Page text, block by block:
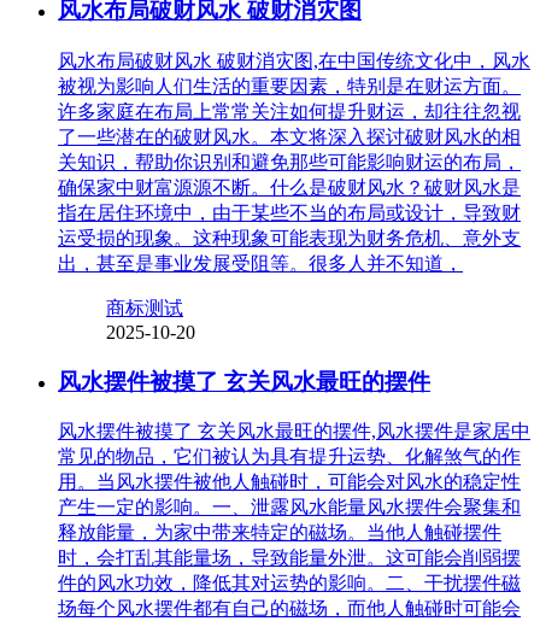
风水布局破财风水 破财消灾图
风水布局破财风水 破财消灾图,在中国传统文化中，风水
被视为影响人们生活的重要因素，特别是在财运方面。
许多家庭在布局上常常关注如何提升财运，却往往忽视
了一些潜在的破财风水。本文将深入探讨破财风水的相
关知识，帮助你识别和避免那些可能影响财运的布局，
确保家中财富源源不断。什么是破财风水？破财风水是
指在居住环境中，由于某些不当的布局或设计，导致财
运受损的现象。这种现象可能表现为财务危机、意外支
出，甚至是事业发展受阻等。很多人并不知道，
商标测试
2025-10-20
风水摆件被摸了 玄关风水最旺的摆件
风水摆件被摸了 玄关风水最旺的摆件,风水摆件是家居中
常见的物品，它们被认为具有提升运势、化解煞气的作
用。当风水摆件被他人触碰时，可能会对风水的稳定性
产生一定的影响。一、泄露风水能量风水摆件会聚集和
释放能量，为家中带来特定的磁场。当他人触碰摆件
时，会打乱其能量场，导致能量外泄。这可能会削弱摆
件的风水功效，降低其对运势的影响。二、干扰摆件磁
场每个风水摆件都有自己的磁场，而他人触碰时可能会